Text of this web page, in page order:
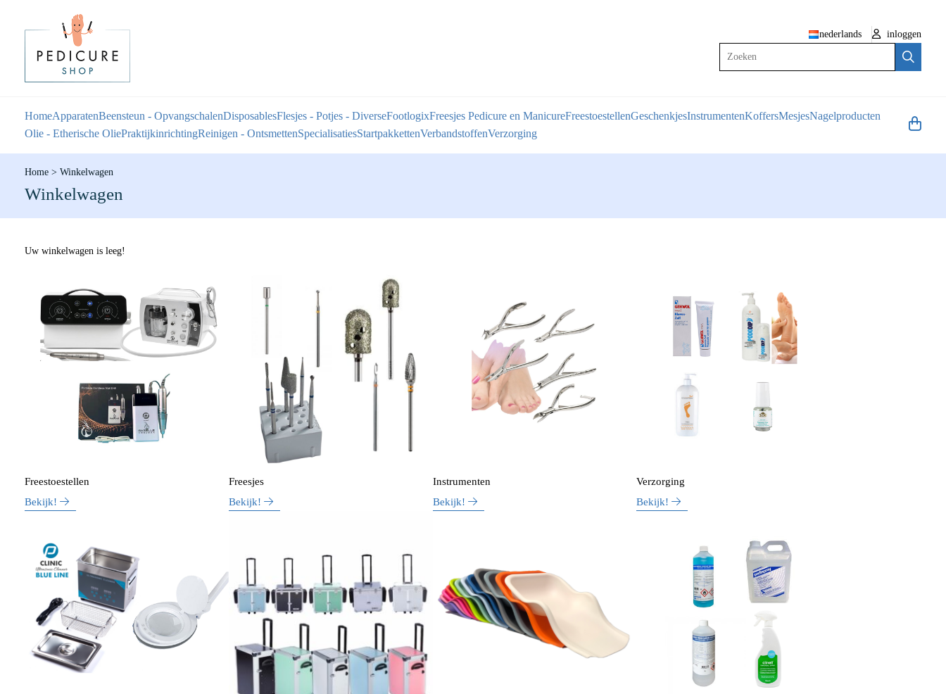
nederlands
inloggen
HomeApparatenBeensteun - OpvangschalenDisposablesFlesjes - Potjes - DiverseFootlogixFreesjes Pedicure en ManicureFreestoestellenGeschenkjesInstrumentenKoffersMesjesNagelproducten
Olie - Etherische OliePraktijkinrichtingReinigen - OntsmettenSpecialisatiesStartpakkettenVerbandstoffenVerzorging
Home > Winkelwagen
Winkelwagen
Uw winkelwagen is leeg!
Freestoestellen
Bekijk!
Freesjes
Bekijk!
Instrumenten
Bekijk!
Verzorging
Bekijk!